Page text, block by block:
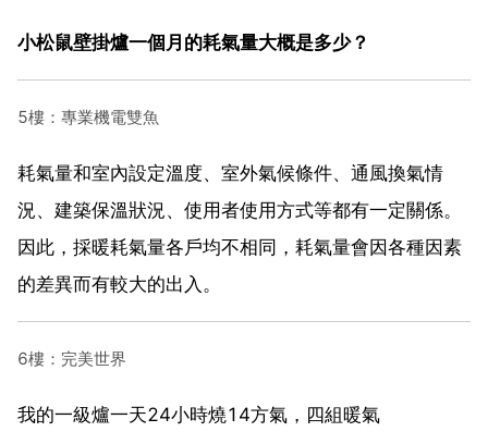
小松鼠壁掛爐一個月的耗氣量大概是多少？
5樓：專業機電雙魚
耗氣量和室內設定溫度、室外氣候條件、通風換氣情
況、建築保溫狀況、使用者使用方式等都有一定關係。
因此，採暖耗氣量各戶均不相同，耗氣量會因各種因素
的差異而有較大的出入。
6樓：完美世界
我的一級爐一天24小時燒14方氣，四組暖氣